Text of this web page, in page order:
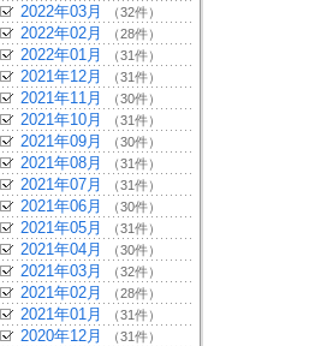
2022年03月 （32件）
2022年02月 （28件）
2022年01月 （31件）
2021年12月 （31件）
2021年11月 （30件）
2021年10月 （31件）
2021年09月 （30件）
2021年08月 （31件）
2021年07月 （31件）
2021年06月 （30件）
2021年05月 （31件）
2021年04月 （30件）
2021年03月 （32件）
2021年02月 （28件）
2021年01月 （31件）
2020年12月 （31件）